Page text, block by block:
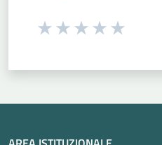
Seleziona una